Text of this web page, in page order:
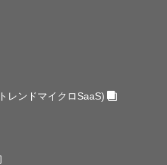
レンドマイクロSaaS)